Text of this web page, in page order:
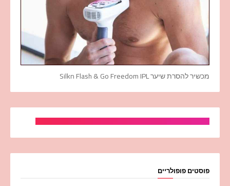
מכשיר להסרת שיער Silkn Flash & Go Freedom IPL
פוסטים פופולריים